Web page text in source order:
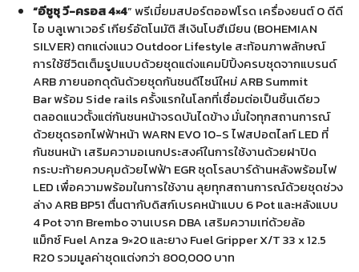
“อีซูซุ วี-ครอส4×4” พรีเมี่ยมสปอร์ตออฟโรด เครื่องยนต์ 0 ดีดี
ไอ บลูเพาเวอร์ เกียร์อัตโนมัติ สีเงินโบฮีเมียน (BOHEMIAN
SILVER) ตกแต่งแนว Outdoor Lifestyle สะท้อนภาพลักษณ์
การใช้ชีวิตเต็มรูปแบบด้วยชุดแต่งแคมป์ปิ้งครบชุดจากแบรนด์
ARB ภายนอกดุดันด้วยชุดกันชนดีไซน์ใหม่ ARB Summit
Bar พร้อม Side rails ครั้งแรกในโลกที่เชื่อมต่อเป็นชิ้นเดียว
ตลอดแนวตั้งแต่กันชนหน้าจรดบันไดข้าง มั่นใจทุกสถานการณ์
ด้วยชุดรอกไฟฟ้าหน้า WARN EVO 10-S ไฟสปอตไลท์ LED ที่
กันชนหน้า เสริมความอเนกประสงค์ในการใช้งานด้วยฝาปิด
กระบะท้ายควบคุมด้วยไฟฟ้า EGR ชุดโรลบาร์ด้านหลังพร้อมไฟ
LED เพื่อความพร้อมในการใช้งาน ลุยทุกสถานการณ์ด้วยชุดช่วง
ล่าง ARB BP51 ตื่นตากับดิสก์เบรคหน้าแบบ 6 Pot และหลังแบบ
4 Pot จาก Brembo จานเบรค DBA เสริมความเท่ด้วยล้อ
แม็กซ์ Fuel Anza 9×20 และยาง Fuel Gripper X/T 33 x 12.5
R20 รวมมูลค่าชุดแต่งกว่า 800,000 บาท